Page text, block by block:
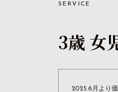
SERVICE
3歳 女
2025.6月より